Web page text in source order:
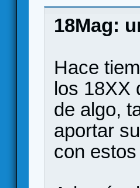
(Reseña)
18Mag:
Hace
los 18XX
de algo,
aportar
con